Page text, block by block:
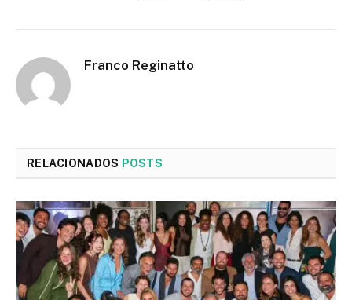
Franco Reginatto
RELACIONADOS POSTS